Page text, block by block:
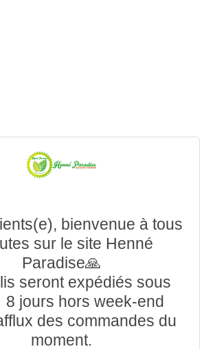
bienvenue à tous
sur le site Henné
Paradise🙏
seront expédiés sous
jours hors week-end
des commandes du
moment.